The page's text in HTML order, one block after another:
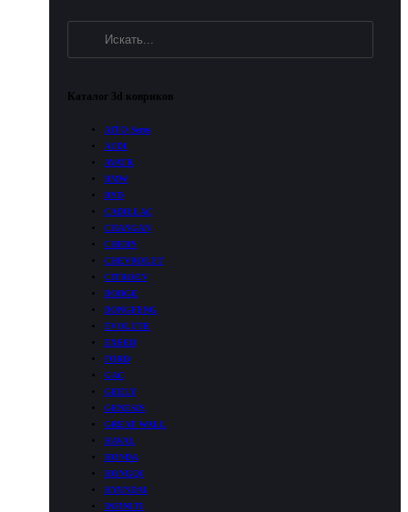
5. Не советуем выбивать текстильные ковры об
жесткие поверхности, особенно в мокром состоянии.
4. Обувь с жестким каблуком.
Каталог 3d ковриков
AITO Seres
AUDI
AVATR
BMW
BYD
CADILLAC
CHANGAN
CHERY
CHEVROLET
CITROEN
DODGE
DONGFENG
EVOLUTE
EXEED
FORD
GAC
GEELY
GENESIS
GREAT WALL
HAVAL
HONDA
HONGQI
HYUNDAI
INFINITI